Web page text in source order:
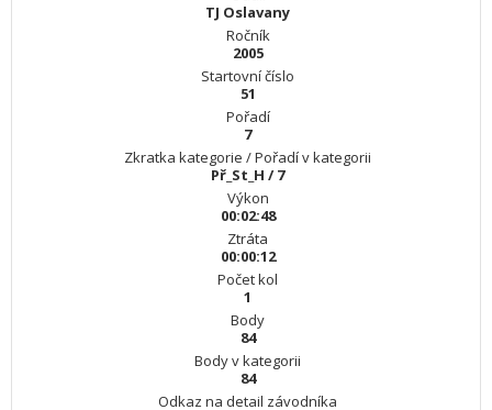
TJ Oslavany
Ročník
2005
Startovní číslo
51
Pořadí
7
Zkratka kategorie / Pořadí v kategorii
Př_St_H / 7
Výkon
00:02:48
Ztráta
00:00:12
Počet kol
1
Body
84
Body v kategorii
84
Odkaz na detail závodníka